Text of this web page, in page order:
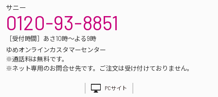
サニー
0120-93-8851
［受付時間］あさ10時～よる9時
ゆめオンラインカスタマーセンター
※通話料は無料です。
※ネット専用のお問合せ先です。ご注文は受け付けておりません。
PCサイト